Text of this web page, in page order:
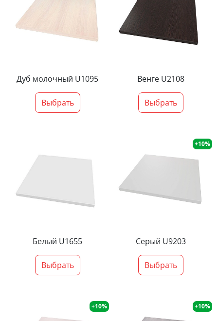
Дуб молочный U1095
Выбрать
Венге U2108
Выбрать
Белый U1655
Выбрать
+10%
Серый U9203
Выбрать
+10% +10%